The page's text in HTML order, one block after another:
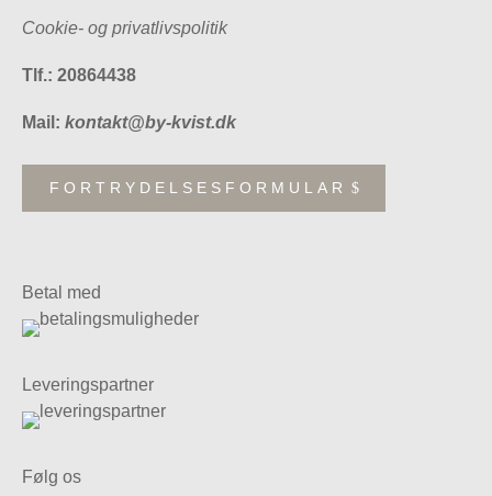
Cookie- og privatlivspolitik
Tlf.: 20864438
Mail: kontakt@by-kvist.dk
FORTRYDELSESFORMULAR
Betal med
Leveringspartner
Følg os